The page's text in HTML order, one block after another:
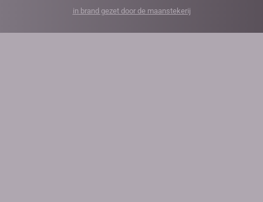
in brand gezet door de maanstekerij